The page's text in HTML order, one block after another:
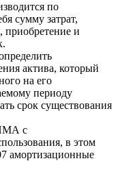
по
сумму затрат,
приобретение и
актива, который
на его
периоду
срок существования
с
в этом
амортизационные